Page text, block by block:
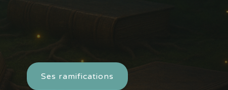
Ses ramifications